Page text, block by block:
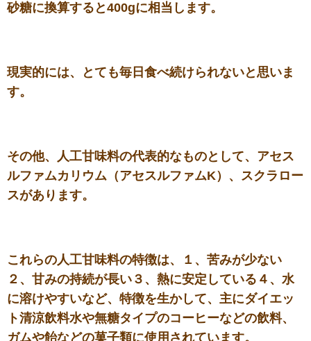
砂糖に換算すると400gに相当します。
現実的には、とても毎日食べ続けられないと思いま
す。
その他、人工甘味料の代表的なものとして、アセス
ルファムカリウム（アセスルファムK）、スクラロー
スがあります。
これらの人工甘味料の特徴は、１、苦みが少ない
２、甘みの持続が長い３、熱に安定している４、水
に溶けやすいなど、特徴を生かして、主にダイエッ
ト清涼飲料水や無糖タイプのコーヒーなどの飲料、
ガムや飴などの菓子類に使用されています。